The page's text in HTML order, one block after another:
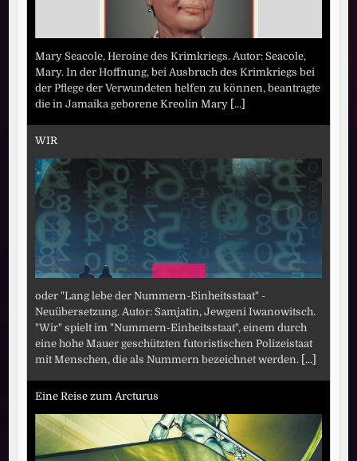
Mary Seacole, Heroine des Krimkriegs. Autor: Seacole,
Mary. In der Hoffnung, bei Ausbruch des Krimkriegs bei
der Pflege der Verwundeten helfen zu können, beantragte
die in Jamaika geborene Kreolin Mary [...]
WIR
oder "Lang lebe der Nummern-Einheitsstaat" -
Neuübersetzung. Autor: Samjatin, Jewgeni Iwanowitsch.
"Wir" spielt im "Nummern-Einheitsstaat", einem durch
eine hohe Mauer geschützten futoristischen Polizeistaat
mit Menschen, die als Nummern bezeichnet werden. [...]
Eine Reise zum Arcturus